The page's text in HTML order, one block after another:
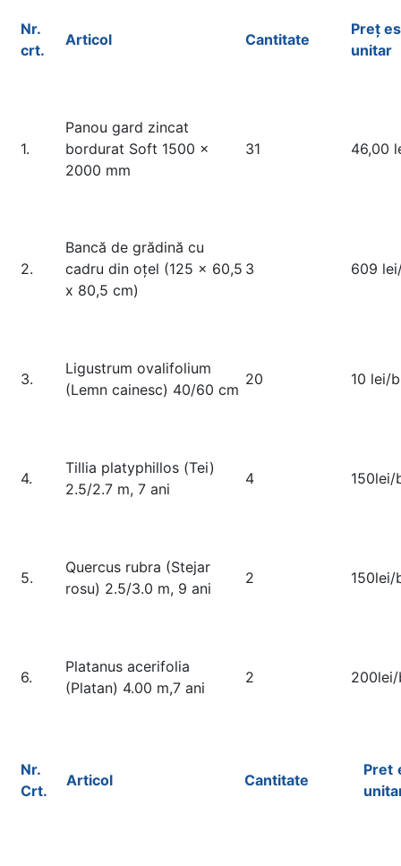
Nr.
crt.
Articol Cantitate
Preț
unitar
1.
Panou gard zincat
bordurat Soft 1500 x
2000 mm
31 46,00
2.
Bancă de grădină cu
cadru din oțel (125 x 60,5
x 80,5 cm)
3 609
3.
Ligustrum ovalifolium
(Lemn cainesc) 40/60 cm
20 10 lei/
4.
Tillia platyphillos (Tei)
2.5/2.7 m, 7 ani
4 150lei/
5.
Quercus rubra (Stejar
rosu) 2.5/3.0 m, 9 ani
2 150lei/
6.
Platanus acerifolia
(Platan) 4.00 m,7 ani
2
Nr.
Crt.
Articol Cantitate
Pret